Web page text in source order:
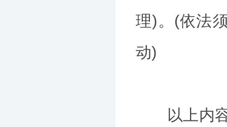
理)。(依法
动)
以上内容